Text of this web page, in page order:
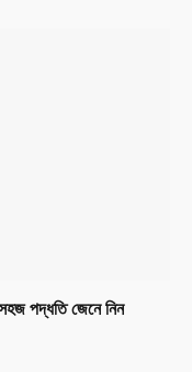
পদ্ধতি জেনে নিন